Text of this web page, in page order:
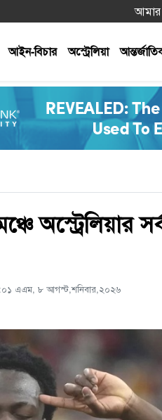
আমার
আইন-বিচার অস্ট্রেলিয়া
অস্ট্রেলিয়ার
এএম, ৮ আগস্ট,শনিবার,২০২৬